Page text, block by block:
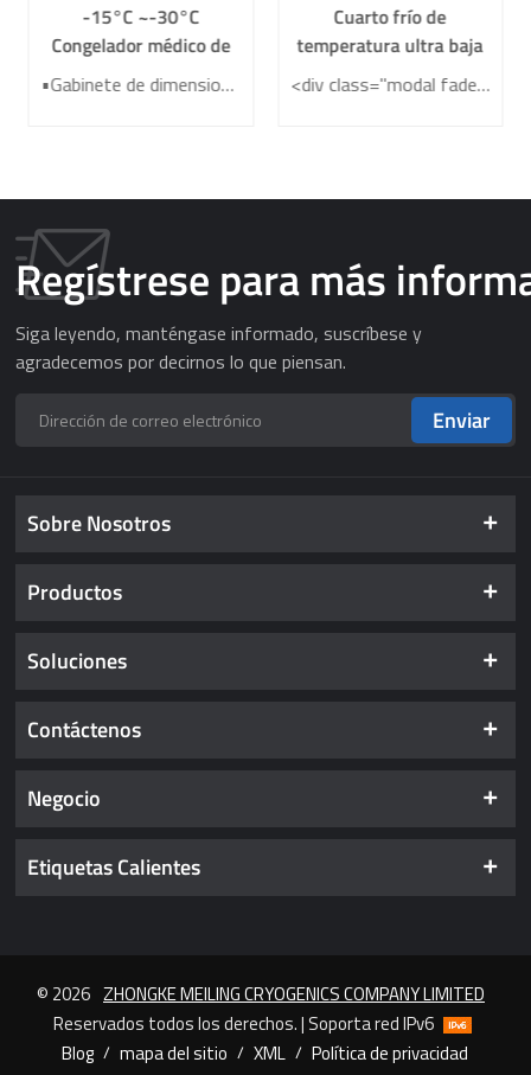
-15°C ~-30°C
Congelador médico de
baja temperatura •Gabinete de dimensiones doradas •Controlador de cuenta •Sistema de protección de muestras •Refrigerador HC respetuoso con el medio ambiente
Cuarto frío de
temperatura ultra baja
<div class="modal fade video-modal" id="video-modal" tabindex="-1" role="dialog" aria-labelledby="video-modal"> <div class="modal-dialog modal-lg" role="document"> <div class="modal-content"> <button type="button" class="close" data-dismiss="modal" aria-label="Close"> <span>×</span> </button> <video poster="{{poster}}" id="modal-video-player" src="{{video}}" width="100%" controls></video> </div> </div> </div>
Regístrese para más
Siga leyendo, manténgase informado, suscríbese y
agradecemos por decirnos lo que piensan.
Enviar
Sobre Nosotros
Productos
Soluciones
Contáctenos
Negocio
Etiquetas Calientes
© 2026 ZHONGKE MEILING CRYOGENICS COMPANY LIMITED
Reservados todos los derechos. | Soporta red IPv6
Blog / mapa del sitio / XML / Política de privacidad